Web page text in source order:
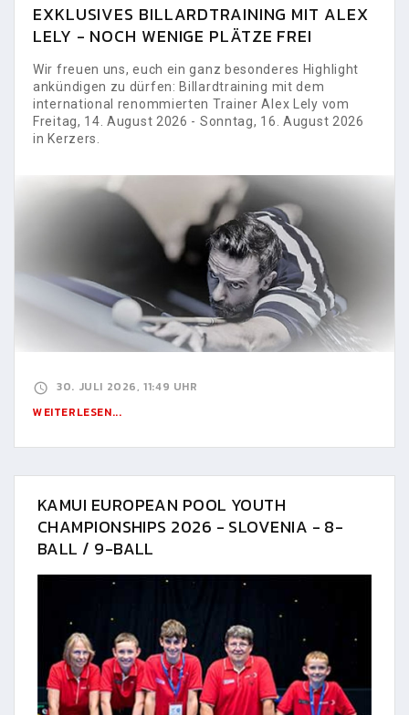
EXKLUSIVES BILLARDTRAINING MIT ALEX
LELY - NOCH WENIGE PLÄTZE FREI
Wir freuen uns, euch ein ganz besonderes Highlight
ankündigen zu dürfen: Billardtraining mit dem
international renommierten Trainer Alex Lely vom
Freitag, 14. August 2026 - Sonntag, 16. August 2026
in Kerzers.
30. JULI 2026, 11:49 UHR
WEITERLESEN...
KAMUI EUROPEAN POOL YOUTH
CHAMPIONSHIPS 2026 - SLOVENIA - 8-
BALL / 9-BALL